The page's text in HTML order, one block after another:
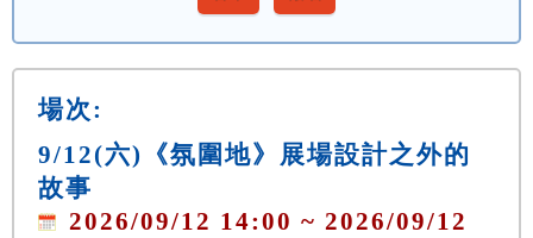
場次:
9/12(六)《氛圍地》展場設計之外的
故事
2026/09/12 14:00 ~ 2026/09/12